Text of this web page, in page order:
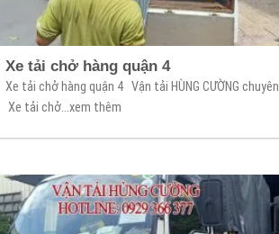
Xe tải chở hàng quận 4
Xe tải chở hàng quận 4 Vận tải HÙNG CƯỜNG chuyên
Xe tải chở...xem thêm